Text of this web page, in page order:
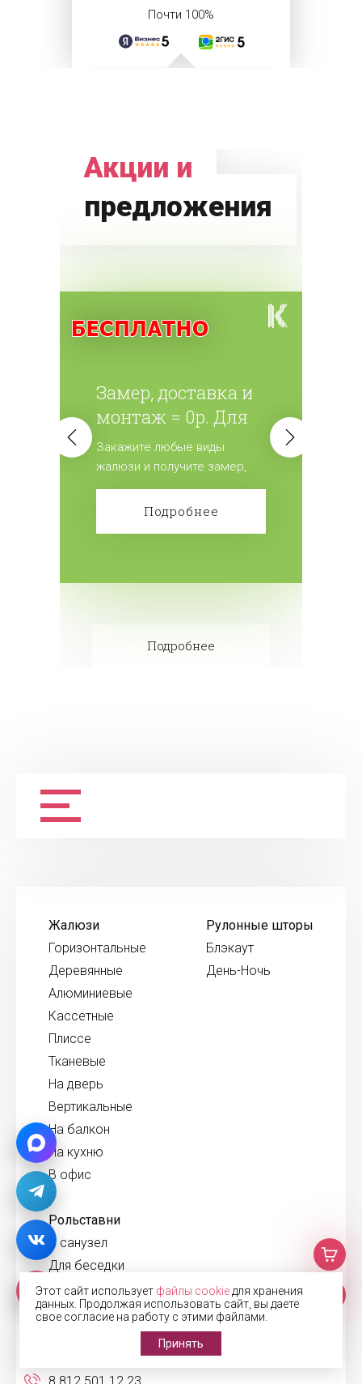
Почти 100%
Акции и
предложения
Замер, доставка и
монтаж = 0р. Для
всех жалюзи.
Закажите любые виды
жалюзи и получите замер,
доставку и монтаж
бесплатно! Сделайте заказ!
Подробнее
Подробнее
Жалюзи
Горизонтальные
Деревянные
Алюминиевые
Кассетные
Плиссе
Тканевые
На дверь
Вертикальные
На балкон
На кухню
В офис
Рулонные шторы
Блэкаут
День-Ночь
Рольставни
В санузел
Для беседки
На двери
На наружные окна
Этот сайт использует файлы cookie для хранения
данных. Продолжая использовать сайт, вы даете
свое согласие на работу с этими файлами.
Принять